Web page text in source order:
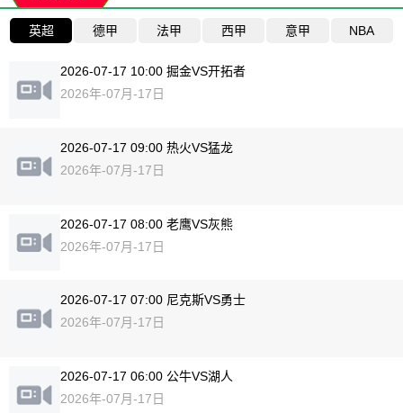
英超 德甲 法甲 西甲 意甲 NBA
2026-07-17 10:00 掘金VS开拓者
2026年-07月-17日
2026-07-17 09:00 热火VS猛龙
2026年-07月-17日
2026-07-17 08:00 老鹰VS灰熊
2026年-07月-17日
2026-07-17 07:00 尼克斯VS勇士
2026年-07月-17日
2026-07-17 06:00 公牛VS湖人
2026年-07月-17日